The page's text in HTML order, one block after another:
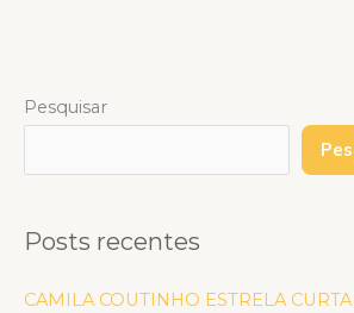
Pesquisar
Posts recentes
CAMILA COUTINHO ESTRELA